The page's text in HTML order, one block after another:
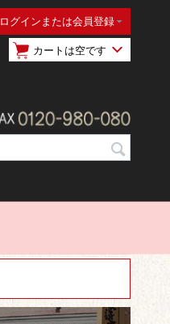
ログインまたは会員登録
カートは空です